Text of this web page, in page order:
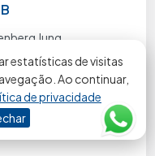
estatísticas de visitas
Ao continuar,
de privacidade
Jung